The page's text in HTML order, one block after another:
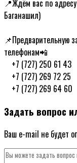
📍Ждём вас по
Баганашил)
📌Предварительную
телефонам📲
ᅠ+7 (727) 250 61 43
ᅠ+7 (727) 269 72 25
ᅠ+7 (727) 269 64 60
Задать вопрос
Ваш e-mail не будет